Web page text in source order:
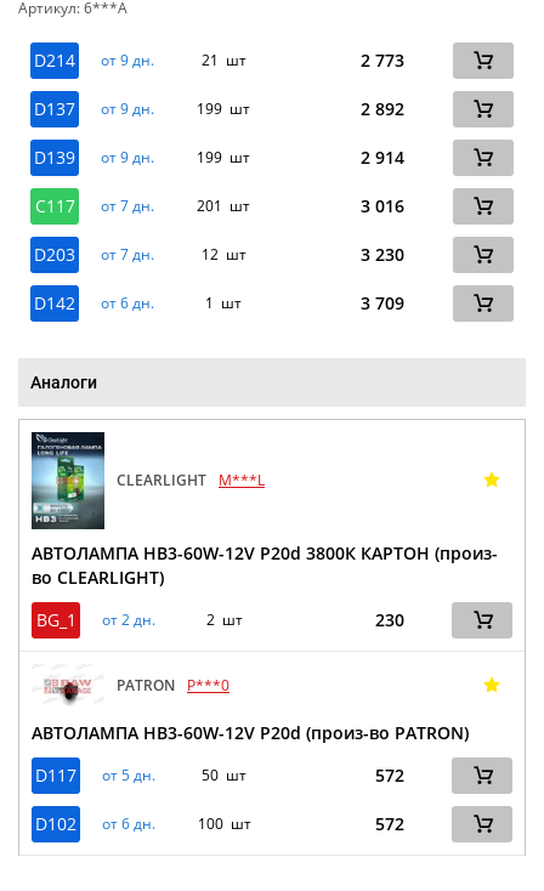
Артикул: 6***A
D214 от 9 дн. 21 шт 2 773
D137 от 9 дн. 199 шт 2 892
D139 от 9 дн. 199 шт 2 914
C117 от 7 дн. 201 шт 3 016
D203 от 7 дн. 12 шт 3 230
D142 от 6 дн. 1 шт 3 709
Аналоги
CLEARLIGHT M***L
АВТОЛАМПА HB3-60W-12V P20d 3800К КАРТОН (произ-
во CLEARLIGHT)
BG_1
от 2 дн. 2 шт 230
PATRON P***0
АВТОЛАМПА HB3-60W-12V P20d (произ-во PATRON)
D117
от 5 дн. 50 шт 572
D102 от 6 дн. 100 шт 572